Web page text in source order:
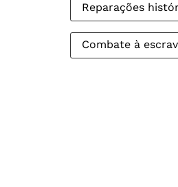
Reparações
Combate à